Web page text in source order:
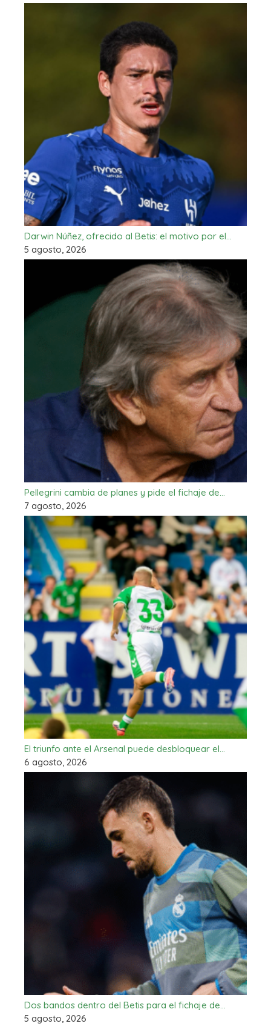
Darwin Núñez, ofrecido al Betis: el motivo por el…
5 agosto, 2026
Pellegrini cambia de planes y pide el fichaje de…
7 agosto, 2026
El triunfo ante el Arsenal puede desbloquear el…
6 agosto, 2026
Dos bandos dentro del Betis para el fichaje de…
5 agosto, 2026